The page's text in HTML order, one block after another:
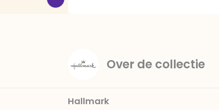
Over de collectie
Hallmark